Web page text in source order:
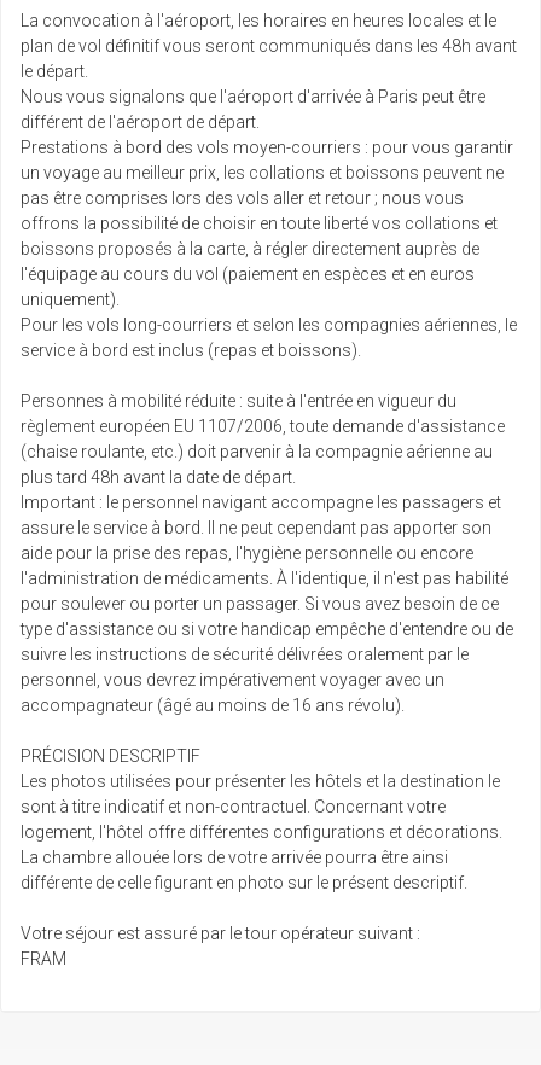
La convocation à l'aéroport, les horaires en heures locales et le
plan de vol définitif vous seront communiqués dans les 48h avant
le départ.
Nous vous signalons que l'aéroport d'arrivée à Paris peut être
différent de l'aéroport de départ.
Prestations à bord des vols moyen-courriers : pour vous garantir
un voyage au meilleur prix, les collations et boissons peuvent ne
pas être comprises lors des vols aller et retour ; nous vous
offrons la possibilité de choisir en toute liberté vos collations et
boissons proposés à la carte, à régler directement auprès de
l'équipage au cours du vol (paiement en espèces et en euros
uniquement).
Pour les vols long-courriers et selon les compagnies aériennes, le
service à bord est inclus (repas et boissons).
Personnes à mobilité réduite : suite à l'entrée en vigueur du
règlement européen EU 1107/2006, toute demande d'assistance
(chaise roulante, etc.) doit parvenir à la compagnie aérienne au
plus tard 48h avant la date de départ.
Important : le personnel navigant accompagne les passagers et
assure le service à bord. Il ne peut cependant pas apporter son
aide pour la prise des repas, l'hygiène personnelle ou encore
l'administration de médicaments. À l'identique, il n'est pas habilité
pour soulever ou porter un passager. Si vous avez besoin de ce
type d'assistance ou si votre handicap empêche d'entendre ou de
suivre les instructions de sécurité délivrées oralement par le
personnel, vous devrez impérativement voyager avec un
accompagnateur (âgé au moins de 16 ans révolu).
PRÉCISION DESCRIPTIF
Les photos utilisées pour présenter les hôtels et la destination le
sont à titre indicatif et non-contractuel. Concernant votre
logement, l'hôtel offre différentes configurations et décorations.
La chambre allouée lors de votre arrivée pourra être ainsi
différente de celle figurant en photo sur le présent descriptif.
Votre séjour est assuré par le tour opérateur suivant :
FRAM